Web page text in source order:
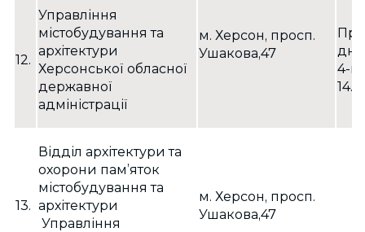
12.
Управління
містобудування та
архітектури
Херсонської обласної
державної
адміністрації
м. Херсон, просп.
Ушакова,47
4-й
13.
Відділ архітектури та
охорони пам’яток
містобудування та
архітектури
Управління
м. Херсон, просп.
Ушакова,47